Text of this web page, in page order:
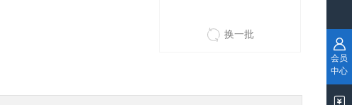
换一批
会员
中心